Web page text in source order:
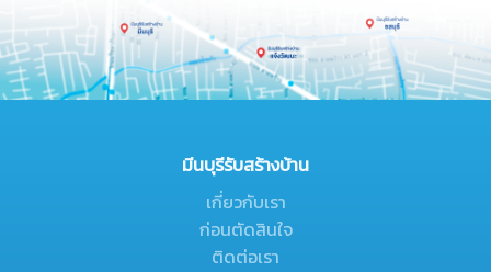
มีนบุรีรับสร้างบ้าน
เกี่ยวกับเรา
ก่อนตัดสินใจ
ติดต่อเรา